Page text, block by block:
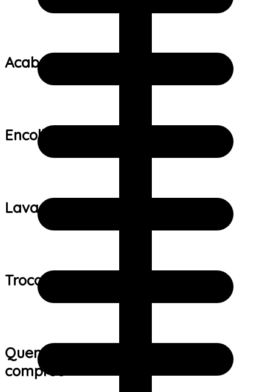
Acabamento:
Encolhimento:
Lavagem:
Trocas e devoluções:
Quem viu este produto também
comprou